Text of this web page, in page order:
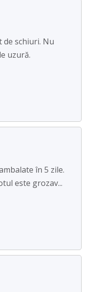
schiuri. Nu
uzură.
în 5 zile.
este grozav...